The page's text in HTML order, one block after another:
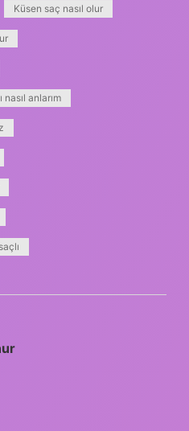
Küsen saç nasıl olur
nasıl anlarım